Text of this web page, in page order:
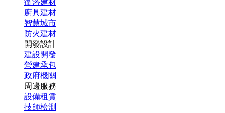
衛浴建材
廚具建材
智慧城市
防火建材
開發設計
建設開發
營建承包
政府機關
周邊服務
設備租賃
技師檢測